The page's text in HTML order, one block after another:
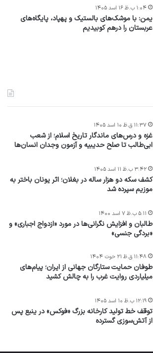
یمن: با موشک‌های بالستیک و پهپاد، پایگاه‌های
عربستان را درهم کوبیدیم
۱:۰۴ ب.ظ ۱۶ اسد ۱۴۰۵
غزه و درس‌های ماندگار تاریخ اسلام؛ از شعب
ابی‌طالب تا صلح حدیبیه و آزمون وجدان انسان‌ها
۱۱:۳۷ ق.ظ ۱۰ اسد ۱۴۰۵
کشف سکه دو هزار ساله در بغلان؛ اثر یونان باختر به
موزیم سپرده شد
۳:۴۲ ب.ظ ۱۱ اسد ۱۴۰۵
طالبان و افزایش نگرانی‌ها در مورد «ازدواج اجباری» و
«بردگی جنسی»
۵:۱۱ ب.ظ ۷ اسد ۱۴۰۰
طوفان حمایت ستارگان جهانی از ایران؛ پیام‌های
میلیاردی روایت غرب را به چالش کشید
۱۱:۴۸ ق.ظ ۲۱ حوت ۱۴۰۴
توقف خط تولید کارخانه بزرگ «فوکس» در ینبع پس
از آتش‌سوزی گسترده
۱۲:۱۹ ب.ظ ۱۰ اسد ۱۴۰۵